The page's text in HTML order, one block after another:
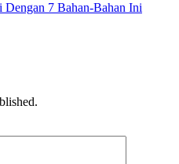
7 Bahan-Bahan Ini